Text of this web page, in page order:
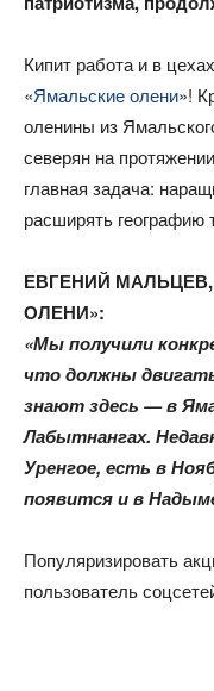
Кипит работа и в
«Ямальские олени»!
оленины из
северян на
главная задача:
расширять географию
ЕВГЕНИЙ
ОЛЕНИ»:
«Мы получили
что должны
знают здесь — в
Лабытнангах.
Уренгое, есть в
появится и в
Популяризировать
пользователь